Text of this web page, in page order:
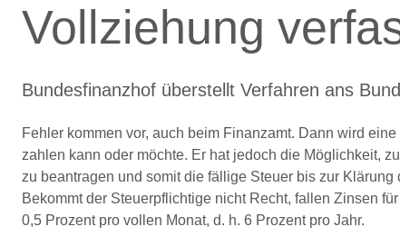
Vollziehung
Bundesfinanzhof überstellt Verfahren ans
Fehler kommen vor, auch beim Finanzamt. Dann wird
zahlen kann oder möchte. Er hat jedoch die Möglichkeit,
zu beantragen und somit die fällige Steuer bis zur
Bekommt der Steuerpflichtige nicht Recht, fallen Zinsen
0,5 Prozent pro vollen Monat, d. h. 6 Prozent pro Jahr.